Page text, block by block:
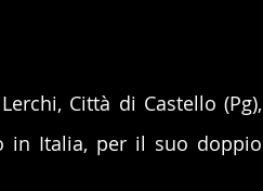
Città di Castello (Pg),
in Italia, per il suo doppio